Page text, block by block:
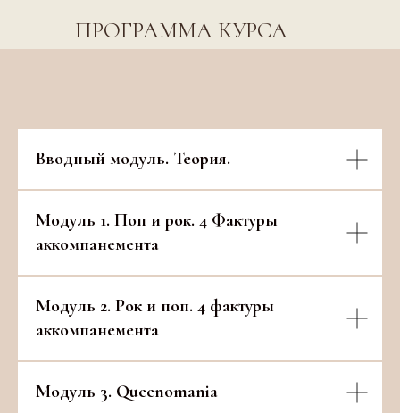
ПРОГРАММА КУРСА
Вводный модуль. Теория.
Модуль 1. Поп и рок. 4 Фактуры
аккомпанемента
Модуль 2. Рок и поп. 4 фактуры
аккомпанемента
Модуль 3. Queenomania